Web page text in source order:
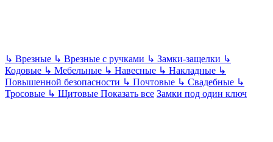
↳ Врезные ↳ Врезные с ручками ↳ Замки-защелки ↳
Кодовые ↳ Мебельные ↳ Навесные ↳ Накладные ↳
Повышенной безопасности ↳ Почтовые ↳ Свадебные ↳
Тросовые ↳ Щитовые Показать все Замки под один ключ